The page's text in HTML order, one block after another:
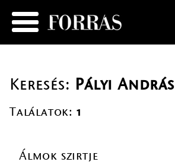
Keresés: Pályi András
Találatok: 1
Álmok szirtje